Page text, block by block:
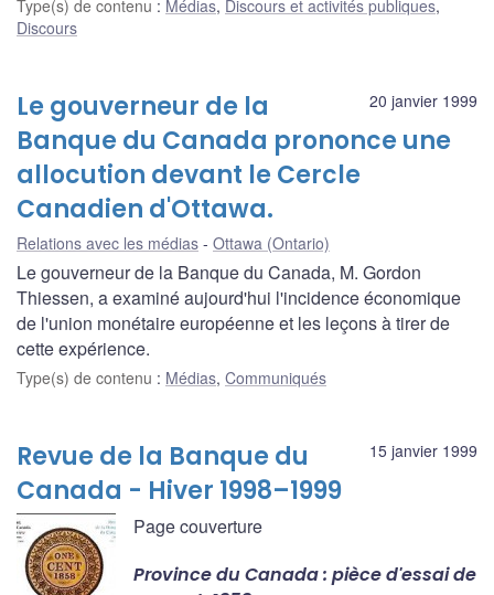
Type(s) de contenu : Médias, Discours et activités publiques,
Discours
20 janvier 1999
Le gouverneur de la
Banque du Canada prononce une
allocution devant le Cercle
Canadien d'Ottawa.
Relations avec les médias Ottawa (Ontario)
Le gouverneur de la Banque du Canada, M. Gordon
Thiessen, a examiné aujourd'hui l'incidence économique
de l'union monétaire européenne et les leçons à tirer de
cette expérience.
Type(s) de contenu : Médias, Communiqués
15 janvier 1999
Revue de la Banque du
Canada - Hiver 1998–1999
Page couverture
Province du Canada : pièce d'essai de